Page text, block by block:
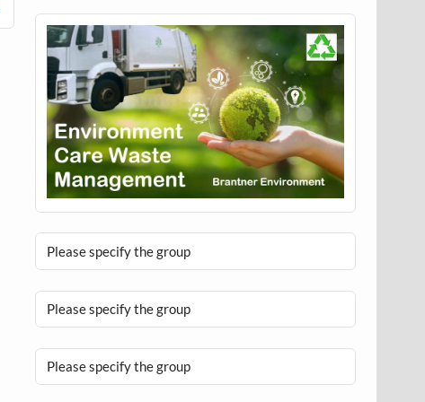
Please specify the group
Please specify the group
Please specify the group